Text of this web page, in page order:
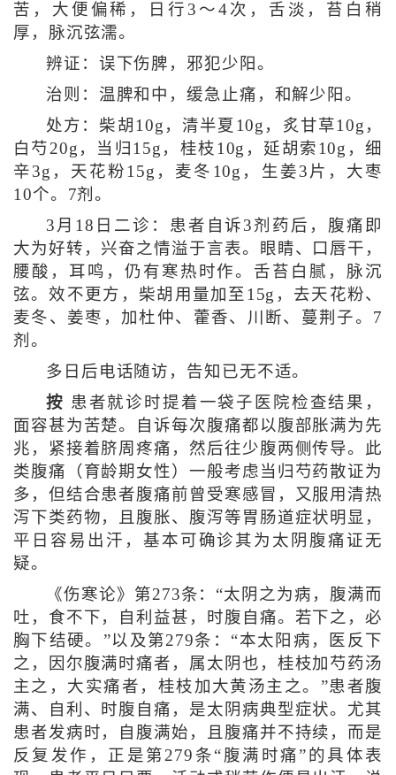
苦，大便偏稀，日行3～4次，舌淡，苔白稍
厚，脉沉弦濡。
辨证：误下伤脾，邪犯少阳。
治则：温脾和中，缓急止痛，和解少阳。
处方：柴胡10g，清半夏10g，炙甘草10g，
白芍20g，当归15g，桂枝10g，延胡索10g，细
辛3g，天花粉15g，麦冬10g，生姜3片，大枣
10个。7剂。
3月18日二诊：患者自诉3剂药后，腹痛即
大为好转，兴奋之情溢于言表。眼睛、口唇干，
腰酸，耳鸣，仍有寒热时作。舌苔白腻，脉沉
弦。效不更方，柴胡用量加至15g，去天花粉、
麦冬、姜枣，加杜仲、藿香、川断、蔓荆子。7
剂。
多日后电话随访，告知已无不适。
按 患者就诊时提着一袋子医院检查结果，
面容甚为苦楚。自诉每次腹痛都以腹部胀满为先
兆，紧接着脐周疼痛，然后往少腹两侧传导。此
类腹痛（育龄期女性）一般考虑当归芍药散证为
多，但结合患者腹痛前曾受寒感冒，又服用清热
泻下类药物，且腹胀、腹泻等胃肠道症状明显，
平日容易出汗，基本可确诊其为太阴腹痛证无
疑。
《伤寒论》第273条：“太阴之为病，腹满而
吐，食不下，自利益甚，时腹自痛。若下之，必
胸下结硬。”以及第279条：“本太阳病，医反下
之，因尔腹满时痛者，属太阴也，桂枝加芍药汤
主之，大实痛者，桂枝加大黄汤主之。”患者腹
满、自利、时腹自痛，是太阴病典型症状。尤其
患者发病时，自腹满始，且腹痛并不持续，而是
反复发作，正是第279条“腹满时痛”的具体表